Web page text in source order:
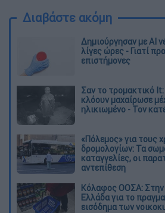
Διαβάστε ακόμη
Δημιούργησαν με AI
λίγες ώρες - Γιατί
επιστήμονες
Σαν το τρομακτικό
κλόουν μαχαίρωσε
ηλικιωμένο - Τον
«Πόλεμος» για τους
δρομολογίων: Τα
καταγγελίες, οι
αντεπίθεση
Κόλαφος ΟΟΣΑ: Στην
Ελλάδα για το
εισόδημα των